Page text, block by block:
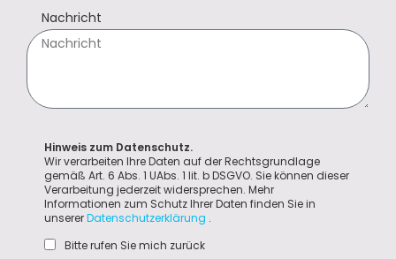
Nachricht
Hinweis zum Datenschutz.
Wir verarbeiten Ihre Daten auf der Rechtsgrundlage
gemäß Art. 6 Abs. 1 UAbs. 1 lit. b DSGVO. Sie können dieser
Verarbeitung jederzeit widersprechen. Mehr
Informationen zum Schutz Ihrer Daten finden Sie in
unsererDatenschutzerklärung .
Bitte rufen Sie mich zurück